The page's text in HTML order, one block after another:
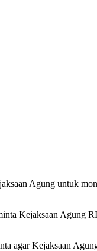
Agung untuk
Kejaksaan Agung
agar Kejaksaan